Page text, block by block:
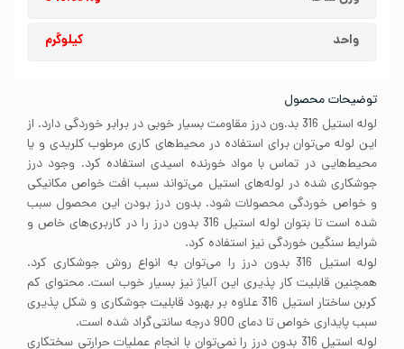
واحد کیلوگرم
توضیحات محصول
لوله استیل 316 بد.ون درز مقاومت بسیار خوبی در برابر خوردگی دارد. از
این لوله می‌توان برای استفاده در محیط‌های کاری مرطوب کلریدی و یا
محیط‌هایی در تماس با مواد خورنده اسیدی استفاده کرد. وجود درز
جوشکاری شده در لوله‌های استیل می‌تواند سبب افت خواص مکانیکی
و خواص خوردگی محصولات شود. بدون درز بودن این محصول سبب
شده است تا بتوان لوله استیل 316 بدون درز را در کاربری‌های خاص و
شرایط سنگین خوردگی نیز استفاده کرد.
لوله استیل 316 بدون درز را می‌توان به انواع روش‌ جوشکاری کرد.
همچنین قابلیت کار پذیری این آلیاژ نیز بسیار خوب است. محتوای کم
کربن ساختار استیل 316 علاوه بر بهبود قابلیت جوشکاری و شکل پذیری
سبب پایداری خواص تا دمای 900 درجه سانتی‌گراد شده است.
لوله استیل 316 بدون درز را نمی‌توان با انجام عملیات حرارتی سختکاری